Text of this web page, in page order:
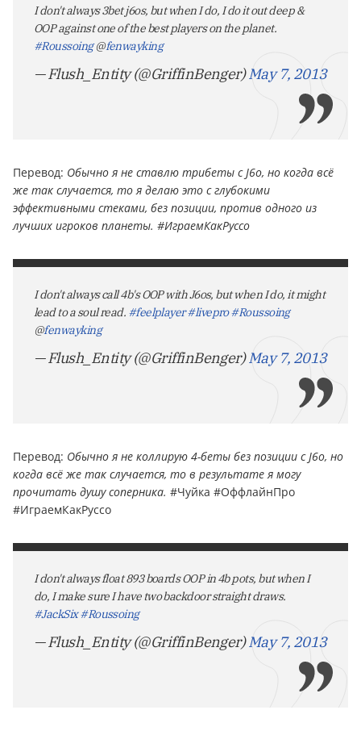
I don't always 3bet j6os, but when I do, I do it out deep &
OOP against one of the best players on the planet.
#Roussoing@fenwayking
— Flush_Entity (@GriffinBenger)May 7, 2013
Пepевoд: Обычно я не ставлю трибеты с J6o, но когда всё
же так случается, то я делаю это с глубокими
эффективными стеками, без позиции, против одного из
лучших игроков планеты. #ИграемКакРуссо
I don't always call 4b's OOP with J6os, but when I do, it might
lead to a soul read. #feelplayer#livepro#Roussoing
@fenwayking
— Flush_Entity (@GriffinBenger)May 7, 2013
Пepевoд: Обычно я не коллирую 4-беты без позиции с J6o, но
когда всё же так случается, то в результате я могу
прочитать душу соперника. #Чуйка #ОффлайнПро
#ИграемКакРуссо
I don't always float 893 boards OOP in 4b pots, but when I
do, I make sure I have two backdoor straight draws.
#JackSix#Roussoing
— Flush_Entity (@GriffinBenger)May 7, 2013